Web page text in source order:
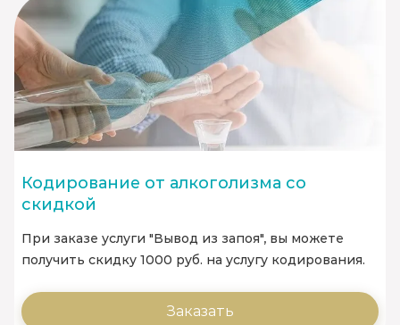
Кодирование от алкоголизма со
скидкой
При заказе услуги "Вывод из запоя", вы можете
получить скидку 1000 руб. на услугу кодирования.
Заказать